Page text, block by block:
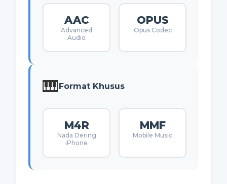
AAC
Advanced
Audio
OPUS
Opus Codec
🎹 Format Khusus
M4R
Nada Dering
iPhone
MMF
Mobile Music